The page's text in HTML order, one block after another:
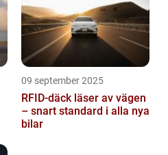
09 september 2025
RFID-däck läser av vägen
– snart standard i alla nya
bilar